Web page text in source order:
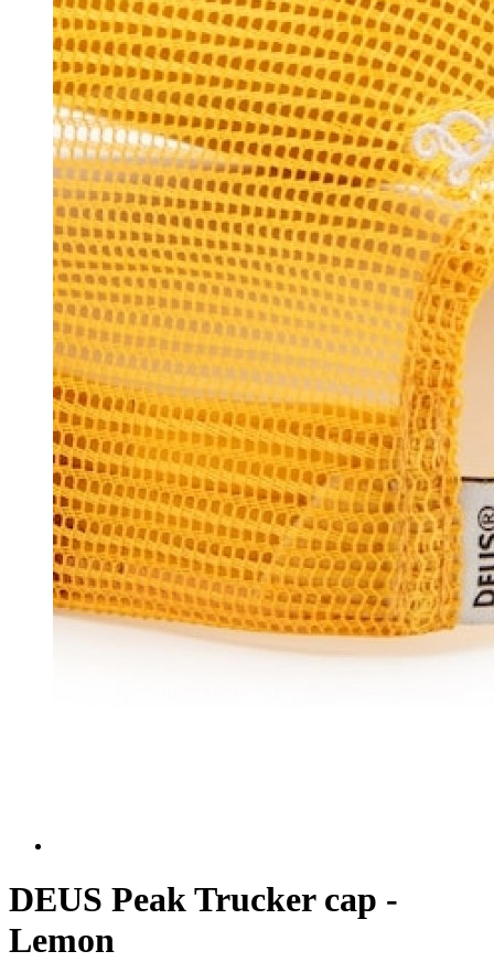
DEUS Peak Trucker cap -
Lemon